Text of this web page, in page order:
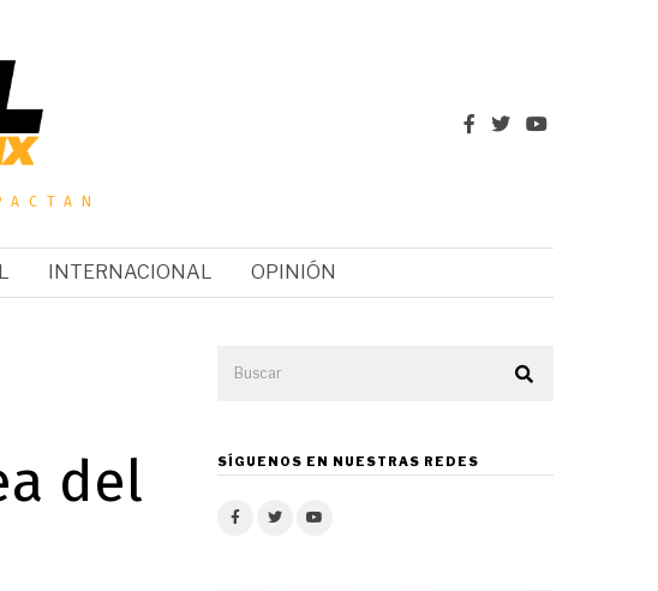
INTERNACIONAL OPINIÓN
del
SÍGUENOS EN NUESTRAS REDES